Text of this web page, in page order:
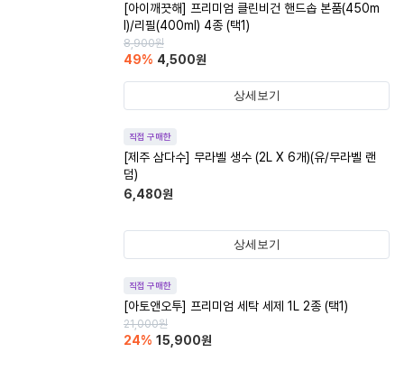
[아이깨끗해] 프리미엄 클린비건 핸드솝 본품(450m
l)/리필(400ml) 4종 (택1)
8,900원
49% 4,500원
상세보기
직접 구매한
[제주 삼다수] 무라벨 생수 (2L X 6개)(유/무라벨 랜
덤)
6,480원
상세보기
직접 구매한
[아토앤오투] 프리미엄 세탁 세제 1L 2종 (택1)
21,000원
24% 15,900원